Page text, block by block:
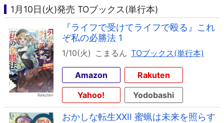
1月10日(火)発売 TOブックス(単行本)
『ライフで受けてライフで殴る』これ
ぞ私の必勝法 1
1/10(火) こまるん TOブックス(単行本)
Amazon
Rakuten
Yahoo!
Yodobashi
おかしな転生XXII 蜜蝋は未来を照らす